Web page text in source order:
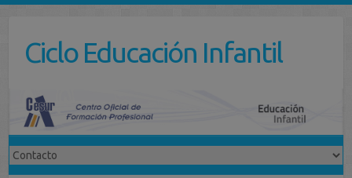
contenidoCiclo Educación Infantil